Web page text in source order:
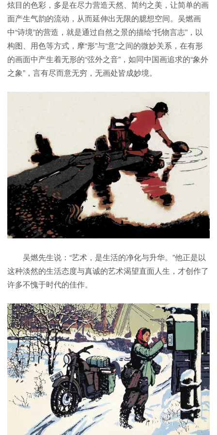
炫目的色彩，多是在尽力营造天然、简约之美，让简单的画
面产生气韵的流动，从而延伸出无限的臆想空间。吴燃画
中“诗境”的营造，就是通过自然之景的描绘“托物言志”，以
构图、用色等方式，摩“形”与“意”之间的微妙关系，在有形
的画面中产生着无形的“弦外之音”，如同中国画追求的“象外
之象”，言有尽而意无穷，无画处皆成妙境。
吴燃先生说：“艺术，是生活的净化与升华。”他正是以
这种淡然的生活态度与真诚的艺术渴望直面人生，才创作了
许多不愧于时代的佳作。